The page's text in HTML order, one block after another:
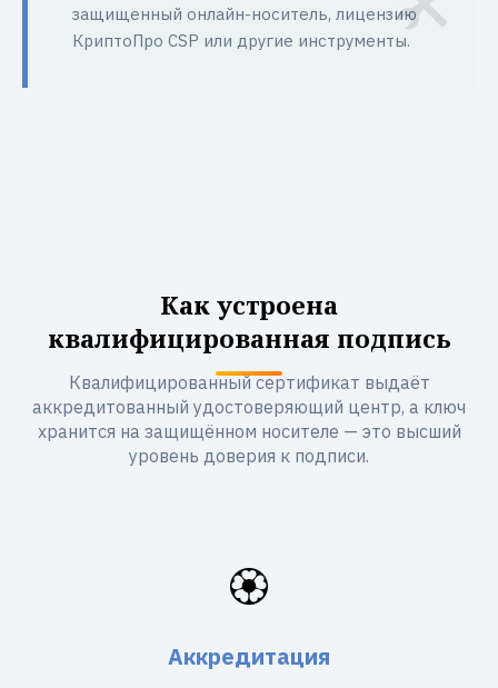
защищенный онлайн-носитель, лицензию
КриптоПро CSP или другие инструменты.
Как устроена
квалифицированная подпись
Квалифицированный сертификат выдаёт
аккредитованный удостоверяющий центр, а ключ
хранится на защищённом носителе — это высший
уровень доверия к подписи.
🏵️
Аккредитация